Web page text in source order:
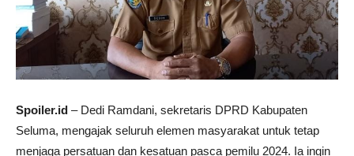
Spoiler.id – Dedi Ramdani, sekretaris DPRD Kabupaten
Seluma, mengajak seluruh elemen masyarakat untuk tetap
menjaga persatuan dan kesatuan pasca pemilu 2024. Ia ingin